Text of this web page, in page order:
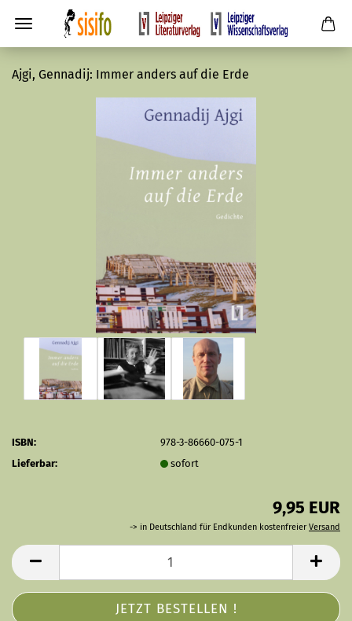
Ajgi, Gennadij: Immer anders auf die Erde
ISBN:
978-3-86660-075-1
Lieferbar:
sofort
9,95 EUR
-> in Deutschland für Endkunden kostenfreier Versand